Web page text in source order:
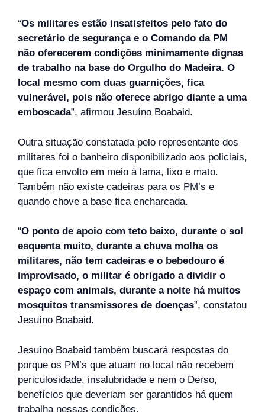
“Os militares estão insatisfeitos pelo fato do
secretário de segurança e o Comando da PM
não oferecerem condições minimamente dignas
de trabalho na base do Orgulho do Madeira. O
local mesmo com duas guarnições, fica
vulnerável, pois não oferece abrigo diante a uma
emboscada”, afirmou Jesuíno Boabaid.
Outra situação constatada pelo representante dos
militares foi o banheiro disponibilizado aos policiais,
que fica envolto em meio à lama, lixo e mato.
Também não existe cadeiras para os PM’s e
quando chove a base fica encharcada.
“O ponto de apoio com teto baixo, durante o sol
esquenta muito, durante a chuva molha os
militares, não tem cadeiras e o bebedouro é
improvisado, o militar é obrigado a dividir o
espaço com animais, durante a noite há muitos
mosquitos transmissores de doenças”, constatou
Jesuíno Boabaid.
Jesuíno Boabaid também buscará respostas do
porque os PM’s que atuam no local não recebem
periculosidade, insalubridade e nem o Derso,
benefícios que deveriam ser garantidos há quem
trabalha nessas condições.